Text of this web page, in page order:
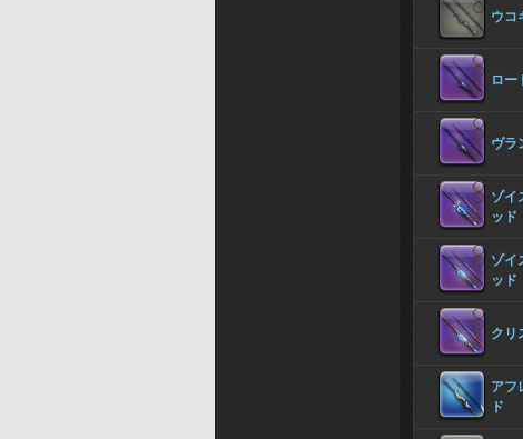
ウコ
ロー
ヴラ
ゾイ
ッド
ゾイ
ッド
クリ
アフ
ド